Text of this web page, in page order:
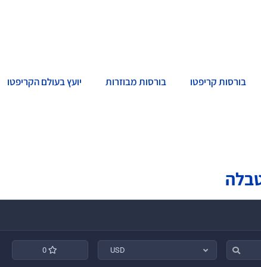
בורסות קריפטו בורסות מבוזרות יועץ בעולם הקריפטו
USD
0